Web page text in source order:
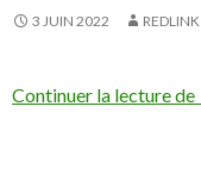
3 JUIN 2022 REDLINK
Continuer la lecture de